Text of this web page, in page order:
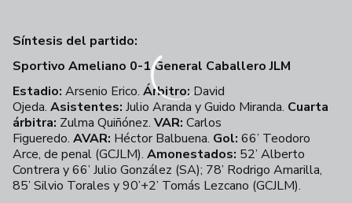
Síntesis del partido:
Sportivo Ameliano 0-1 General Caballero JLM
Estadio: Arsenio Erico. Árbitro:David
Ojeda. Asistentes: Julio Aranda y Guido Miranda. Cuarta
árbitra: Zulma Quiñónez. VAR: Carlos
Figueredo. AVAR: Héctor Balbuena. Gol: 66’ Teodoro
Arce, de penal (GCJLM). Amonestados: 52’ Alberto
Contrera y 66’ Julio González (SA); 78’ Rodrigo Amarilla,
85’ Silvio Torales y 90’+2’ Tomás Lezcano (GCJLM).